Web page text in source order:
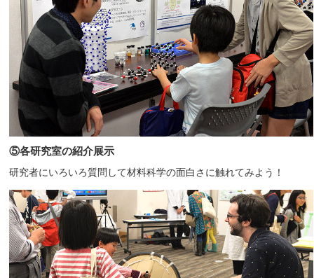
⑤各研究室の紹介展示
研究者にいろいろ質問して材料科学の面白さに触れてみよう！